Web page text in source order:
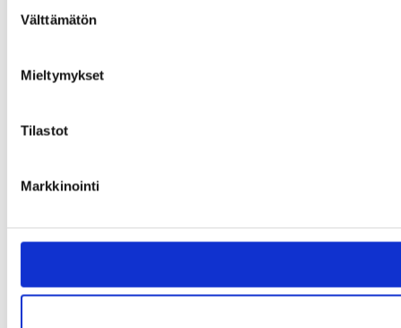
valinta
Välttämätön
Mieltymykset
Tilastot
Markkinointi